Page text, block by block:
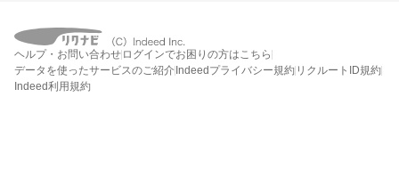
ヘルプ・お問い合わせ ログインでお困りの方はこちら
データを使ったサービスのご紹介 Indeedプライバシー規約 リクルートID規約
Indeed利用規約